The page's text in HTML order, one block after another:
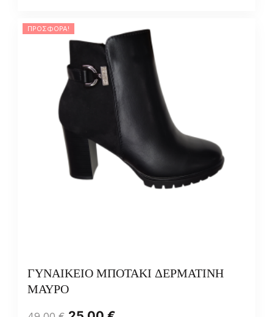
ΠΡΟΣΦΟΡΆ!
ΓΥΝΑΙΚΕΙΟ ΜΠΟΤΑΚΙ ΔΕΡΜΑΤΙΝΗ
ΜΑΥΡΟ